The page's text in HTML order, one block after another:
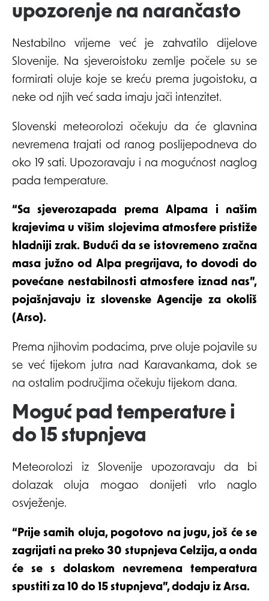
upozorenje na narančasto
Nestabilno vrijeme već je zahvatilo dijelove
Slovenije. Na sjeveroistoku zemlje počele su se
formirati oluje koje se kreću prema jugoistoku, a
neke od njih već sada imaju jači intenzitet.
Slovenski meteorolozi očekuju da će glavnina
nevremena trajati od ranog poslijepodneva do
oko 19 sati. Upozoravaju i na mogućnost naglog
pada temperature.
“Sa sjeverozapada prema Alpama i našim
krajevima u višim slojevima atmosfere pristiže
hladniji zrak. Budući da se istovremeno zračna
masa južno od Alpa pregrijava, to dovodi do
povećane nestabilnosti atmosfere iznad nas”,
pojašnjavaju iz slovenske Agencije za okoliš
(Arso).
Prema njihovim podacima, prve oluje pojavile su
se već tijekom jutra nad Karavankama, dok se
na ostalim područjima očekuju tijekom dana.
Moguć pad temperature i
do 15 stupnjeva
Meteorolozi iz Slovenije upozoravaju da bi
dolazak oluja mogao donijeti vrlo naglo
osvježenje.
“Prije samih oluja, pogotovo na jugu, još će se
zagrijati na preko 30 stupnjeva Celzija, a onda
će se s dolaskom nevremena temperatura
spustiti za 10 do 15 stupnjeva”, dodaju iz Arsa.